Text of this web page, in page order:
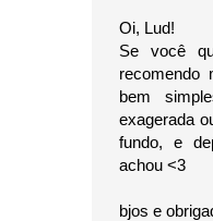
Oi, Lud!
Se você
recomendo
bem
exagerada
fundo, e
achou <3
bjos e